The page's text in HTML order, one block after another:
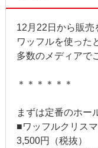
12月22日から販売
ワッフルを使った
多数のメディアで
＊＊＊＊＊＊
まずは定番のホー
■ワッフルクリス
3,500円（税抜）